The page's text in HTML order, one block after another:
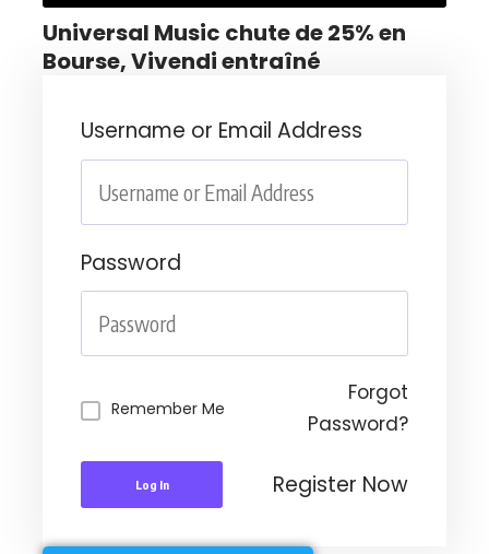
Universal Music chute de 25% en
Bourse, Vivendi entraîné
Username or Email Address
Password
Remember Me
Forgot
Password?
Log In Register Now